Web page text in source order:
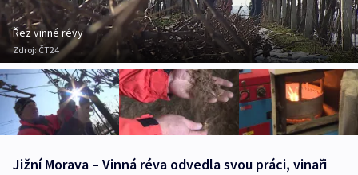
Řez vinné révy
Zdroj: ČT24
Jižní Morava – Vinná réva odvedla svou práci, vinaři